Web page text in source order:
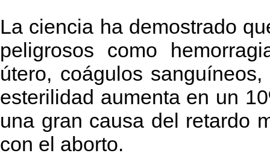
La ciencia ha demostrado
peligrosos como
útero, coágulos
esterilidad aumenta en un
una gran causa del retardo
con el aborto.